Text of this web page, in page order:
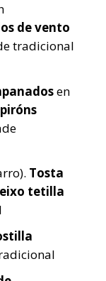
de vento
tradicional
en
Tosta
tetilla